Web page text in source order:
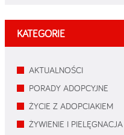
KATEGORIE
AKTUALNOŚCI
PORADY ADOPCYJNE
ŻYCIE Z ADOPCIAKIEM
ŻYWIENIE I PIELĘGNACJA